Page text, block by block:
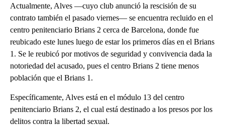
Actualmente, Alves —cuyo club anunció la rescisión de su
contrato también el pasado viernes— se encuentra recluido en el
centro penitenciario Brians 2 cerca de Barcelona, donde fue
reubicado este lunes luego de estar los primeros días en el Brians
1. Se le reubicó por motivos de seguridad y convivencia dada la
notoriedad del acusado, pues el centro Brians 2 tiene menos
población que el Brians 1.
Específicamente, Alves está en el módulo 13 del centro
penitenciario Brians 2, el cual está destinado a los presos por los
delitos contra la libertad sexual.